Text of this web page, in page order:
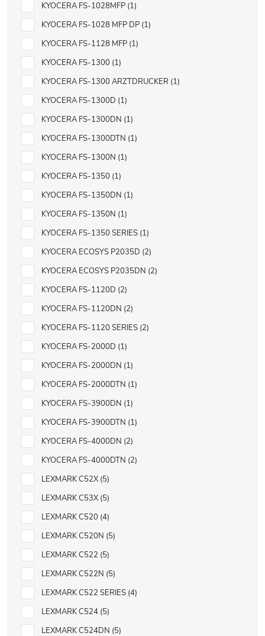
KYOCERA FS-1028MFP 1
KYOCERA FS-1028 MFP DP 1
KYOCERA FS-1128 MFP 1
KYOCERA FS-1300 1
KYOCERA FS-1300 ARZTDRUCKER 1
KYOCERA FS-1300D 1
KYOCERA FS-1300DN 1
KYOCERA FS-1300DTN 1
KYOCERA FS-1300N 1
KYOCERA FS-1350 1
KYOCERA FS-1350DN 1
KYOCERA FS-1350N 1
KYOCERA FS-1350 SERIES 1
KYOCERA ECOSYS P2035D 2
KYOCERA ECOSYS P2035DN 2
KYOCERA FS-1120D 2
KYOCERA FS-1120DN 2
KYOCERA FS-1120 SERIES 2
KYOCERA FS-2000D 1
KYOCERA FS-2000DN 1
KYOCERA FS-2000DTN 1
KYOCERA FS-3900DN 1
KYOCERA FS-3900DTN 1
KYOCERA FS-4000DN 2
KYOCERA FS-4000DTN 2
LEXMARK C52X 5
LEXMARK C53X 5
LEXMARK C520 4
LEXMARK C520N 5
LEXMARK C522 5
LEXMARK C522N 5
LEXMARK C522 SERIES 4
LEXMARK C524 5
LEXMARK C524DN 5